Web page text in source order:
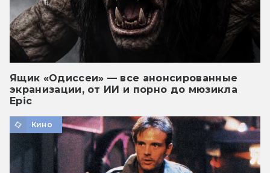
Ящик «Одиссеи» — все анонсированные
экранизации, от ИИ и порно до мюзикла
Epic
Кино